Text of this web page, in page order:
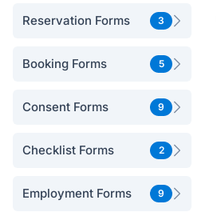
Reservation Forms 3
Booking Forms 5
Consent Forms 9
Checklist Forms 2
Employment Forms 9